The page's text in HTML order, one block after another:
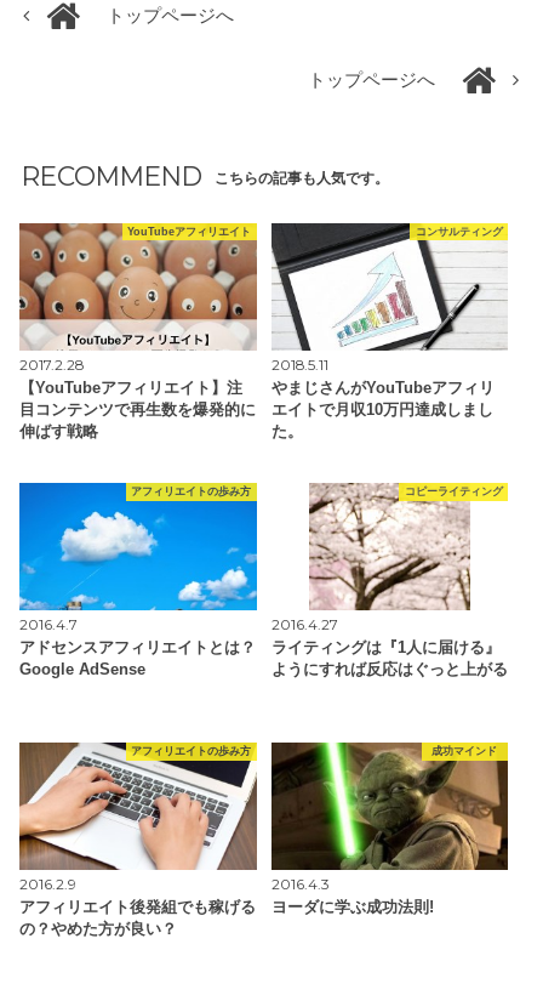
トップページへ
トップページへ
RECOMMEND こちらの記事も人気です。
YouTubeアフィリエイト
2017.2.28
【YouTubeアフィリエイト】注
目コンテンツで再生数を爆発的に
伸ばす戦略
コンサルティング
2018.5.11
やまじさんがYouTubeアフィリ
エイトで月収10万円達成しまし
た。
アフィリエイトの歩み方
2016.4.7
アドセンスアフィリエイトとは？
Google AdSense
コピーライティング
2016.4.27
ライティングは『1人に届ける』
ようにすれば反応はぐっと上がる
アフィリエイトの歩み方
2016.2.9
アフィリエイト後発組でも稼げる
の？やめた方が良い？
成功マインド
2016.4.3
ヨーダに学ぶ成功法則!